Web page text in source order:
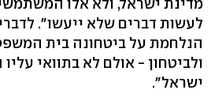
לעשות דברים שלא ייעשו".
הנלחמת על ביטחונה בית
ולביטחון - אולם לא בתוואי
ישראל".